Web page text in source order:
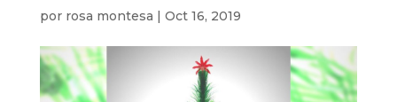
por rosa montesa | Oct 16, 2019